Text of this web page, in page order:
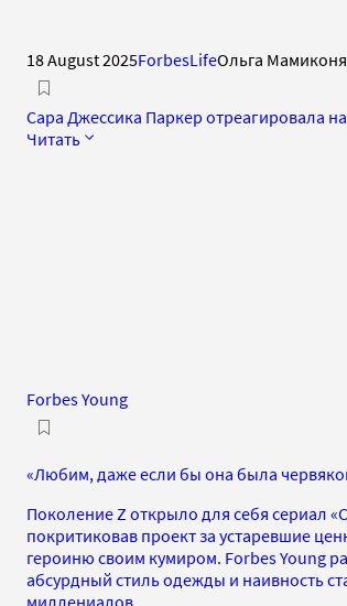
18 August 2025ForbesLifeОльга
Сара Джессика Паркер отреагировала
Читать
Forbes Young
«Любим, даже если бы она была
Поколение Z открыло для себя сериал
покритиковав проект за устаревшие
героиню своим кумиром. Forbes Young
абсурдный стиль одежды и наивность
миллениалов